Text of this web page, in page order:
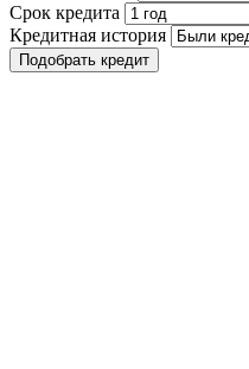
Срок кредита
Кредитная история
Подобрать кредит